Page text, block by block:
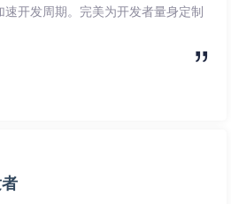
开发周期。完美为开发者量身定制